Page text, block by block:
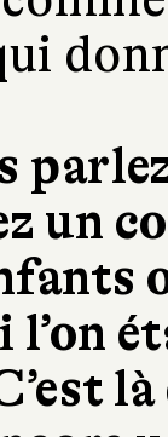
un
l’on